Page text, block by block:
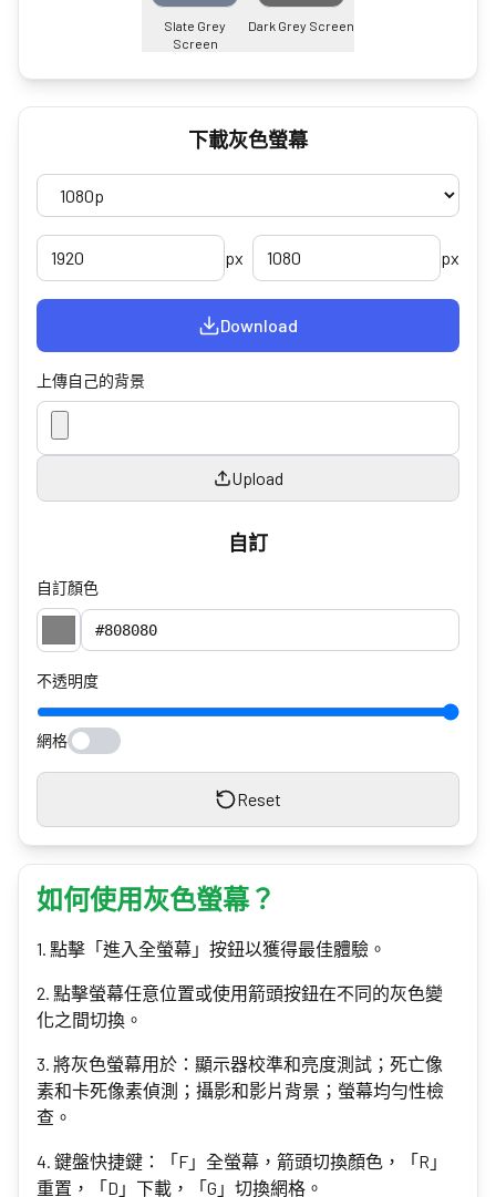
Slate Grey
Screen
Dark Grey Screen
下載灰色螢幕
px px
Download
上傳自己的背景
Upload
自訂
自訂顏色
不透明度
網格
Reset
如何使用灰色螢幕？
1. 點擊「進入全螢幕」按鈕以獲得最佳體驗。
2. 點擊螢幕任意位置或使用箭頭按鈕在不同的灰色變
化之間切換。
3. 將灰色螢幕用於：顯示器校準和亮度測試；死亡像
素和卡死像素偵測；攝影和影片背景；螢幕均勻性檢
查。
4. 鍵盤快捷鍵：「F」全螢幕，箭頭切換顏色，「R」
重置，「D」下載，「G」切換網格。